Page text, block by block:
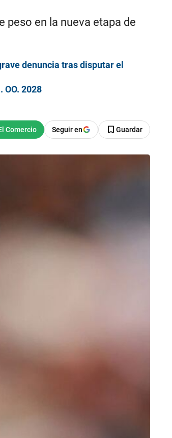
peso en la nueva etapa de
denuncia tras disputar el
OO. 2028
Seguir en Guardar